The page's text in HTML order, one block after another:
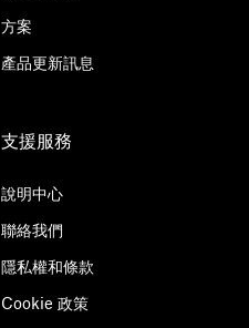
方案
產品更新訊息
支援服務
說明中心
聯絡我們
隱私權和條款
Cookie 政策